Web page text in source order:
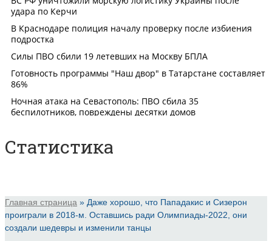
Статистика
Главная страница » Даже хорошо, что Пападакис и Сизерон
проиграли в 2018-м. Оставшись ради Олимпиады-2022, они
создали шедевры и изменили танцы